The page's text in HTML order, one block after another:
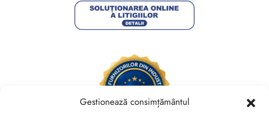
Gestionează consimțământul